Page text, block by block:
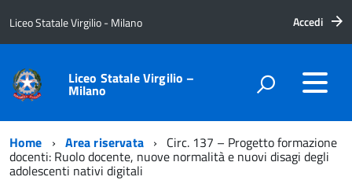
Liceo Statale Virgilio - Milano Accedi
Liceo Statale Virgilio –
Milano
Home Area riservata Circ. 137 – Progetto formazione
docenti: Ruolo docente, nuove normalità e nuovi disagi degli
adolescenti nativi digitali